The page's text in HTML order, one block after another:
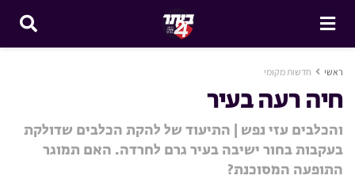
ראשי חדשות מקומי
חיה רעה בעיר
והכלבים עזי נפש | התיעוד של להקת הכלבים שדולקת
בעקבות בחור ישיבה בעיר גרם לחרדה. האם תמוגר
התופעה המסוכנת?